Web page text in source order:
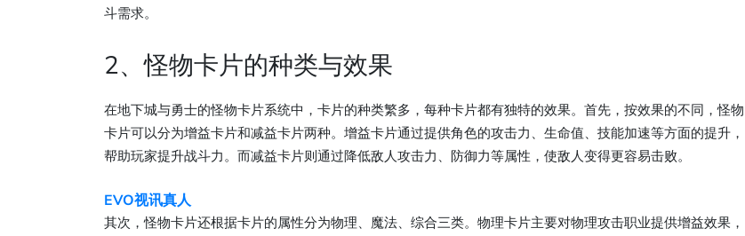
斗需求。
2、怪物卡片的种类与效果
在地下城与勇士的怪物卡片系统中，卡片的种类繁多，每种卡片都有独特的效果。首先，按效果的不同，怪物
卡片可以分为增益卡片和减益卡片两种。增益卡片通过提供角色的攻击力、生命值、技能加速等方面的提升，
帮助玩家提升战斗力。而减益卡片则通过降低敌人攻击力、防御力等属性，使敌人变得更容易击败。
EVO视讯真人
其次，怪物卡片还根据卡片的属性分为物理、魔法、综合三类。物理卡片主要对物理攻击职业提供增益效果，